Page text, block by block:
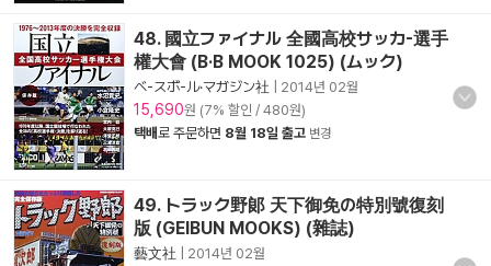
48. 國立ファイナル 全國高校サッカ-選手
權大會 (B·B MOOK 1025) (ムック)
ベ-スボ-ル·マガジン社 2014년 02월
15,690원 (7% 할인 / 480원)
택배로 주문하면 8월 18일 출고 변경
49. トラック野郞 天下御免の特別號復刻
版 (GEIBUN MOOKS) (雜誌)
藝文社 2014년 02월